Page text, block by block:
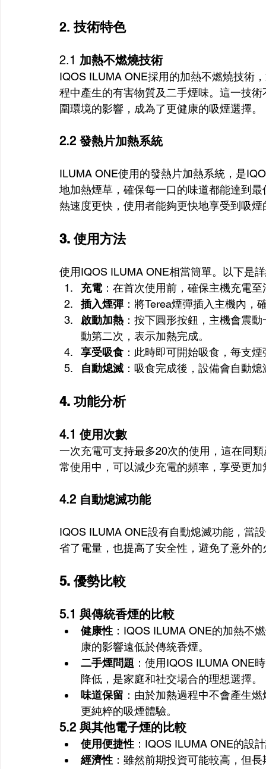
2. 技術特色
2.1 加熱不燃燒技術
IQOS ILUMA ONE採用的加熱不燃燒技術
程中產生的有害物質及二手煙味。這一技
圍環境的影響，成為了更健康的吸煙選擇。
2.2 發熱片加熱系統
ILUMA ONE使用的發熱片加熱系統，是
地加熱煙草，確保每一口的味道都能達到
熱速度更快，使用者能夠更快地享受到吸煙
3. 使用方法
使用IQOS ILUMA ONE相當簡單。以下是
充電：在首次使用前，確保主機充電
插入煙彈 ：將Terea煙彈插入主機內，
啟動加熱 ：按下圓形按鈕，主機會震
動第二次，表示加熱完成。
享受吸食 ：此時即可開始吸食，每支
自動熄滅 ：吸食完成後，設備會自動
4. 功能分析
4.1 使用次數
一次充電可支持最多20次的使用，這在同
常使用中，可以減少充電的頻率，享受更
4.2 自動熄滅功能
IQOS ILUMA ONE設有自動熄滅功能，當
省了電量，也提高了安全性，避免了意外的
5. 優勢比較
5.1 與傳統香煙的比較
健康性 ：IQOS ILUMA ONE的加熱不
康的影響遠低於傳統香煙。
二手煙問題 ：使用IQOS ILUMA ONE
降低，是家庭和社交場合的理想選擇。
味道保留 ：由於加熱過程中不會產生
更純粹的吸煙體驗。
5.2 與其他電子煙的比較
使用便捷性 ：IQOS ILUMA ONE的設
經濟性 ：雖然前期投資可能較高，但